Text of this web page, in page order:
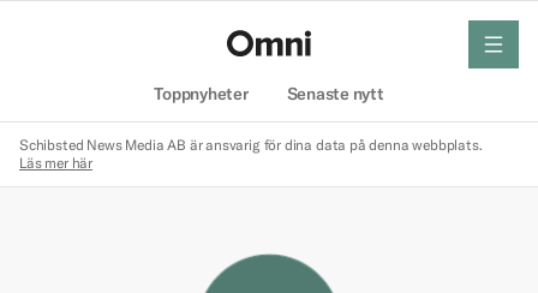
Toppnyheter Senaste nytt
meny
Schibsted News Media AB är ansvarig för dina data på denna webbplats.
Läs mer här